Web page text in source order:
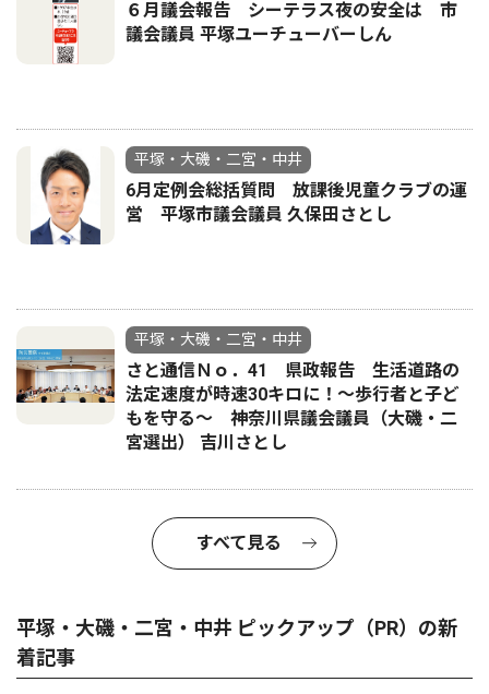
６月議会報告 シーテラス夜の安全は 市
議会議員 平塚ユーチューバーしん
平塚・大磯・二宮・中井
6月定例会総括質問 放課後児童クラブの運
営 平塚市議会議員 久保田さとし
平塚・大磯・二宮・中井
さと通信Ｎｏ．41 県政報告 生活道路の
法定速度が時速30キロに！〜歩行者と子ど
もを守る〜 神奈川県議会議員（大磯・二
宮選出） 吉川さとし
すべて見る
平塚・大磯・二宮・中井 ピックアップ（PR）の新
着記事